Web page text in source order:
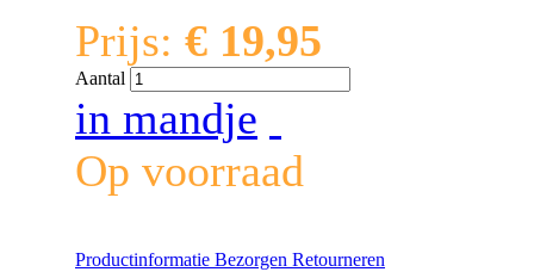
Prijs: € 19,95
Aantal
in mandje
Op voorraad
Productinformatie Bezorgen Retourneren